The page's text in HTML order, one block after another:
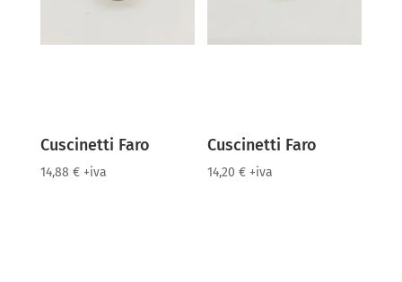
Cuscinetti Faro
14,88 € +iva
Cuscinetti Faro
14,20€ +iva